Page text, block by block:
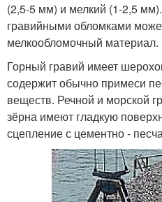
(2,5-5 мм) и мелкий (1-2,5
гравийными обломками
мелкообломочный материал.
Горный гравий имеет
содержит обычно примеси
веществ. Речной и морской
зёрна имеют гладкую
сцепление с цементно -